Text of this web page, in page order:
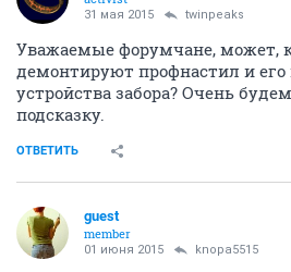
31 мая 2015 twinpeaks
Уважаемые форумчане, может,
демонтируют профнастил и
устройства забора? Очень
подсказку.
ОТВЕТИТЬ
guest
member
01 июня 2015 knopa5515